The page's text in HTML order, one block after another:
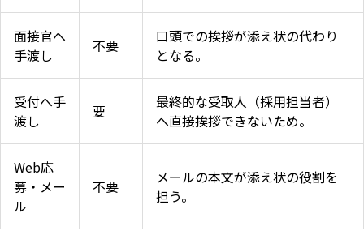
面接官へ
手渡し
不要
口頭での挨拶が添え状の代わり
となる。
受付へ手
渡し
要
最終的な受取人（採用担当者）
へ直接挨拶できないため。
Web応
募・メー
ル
不要
メールの本文が添え状の役割を
担う。